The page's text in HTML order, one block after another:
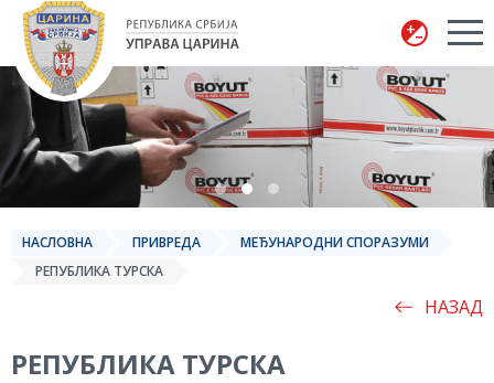
Управа царина
НАСЛОВНА ПРИВРЕДА
МЕЂУНАРОДНИ СПОРАЗУМИ
РЕПУБЛИКА ТУРСКА
НАЗАД
РЕПУБЛИКА ТУРСКА